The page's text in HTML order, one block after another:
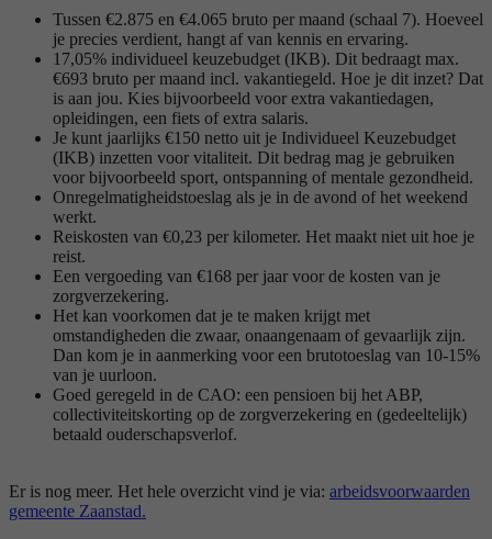
Tussen €2.875 en €4.065 bruto per maand (schaal 7). Hoeveel
je precies verdient, hangt af van kennis en ervaring.
17,05% individueel keuzebudget (IKB). Dit bedraagt max.
€693 bruto per maand incl. vakantiegeld. Hoe je dit inzet? Dat
is aan jou. Kies bijvoorbeeld voor extra vakantiedagen,
opleidingen, een fiets of extra salaris.
Je kunt jaarlijks €150 netto uit je Individueel Keuzebudget
(IKB) inzetten voor vitaliteit. Dit bedrag mag je gebruiken
voor bijvoorbeeld sport, ontspanning of mentale gezondheid.
Onregelmatigheidstoeslag als je in de avond of het weekend
werkt.
Reiskosten van €0,23 per kilometer. Het maakt niet uit hoe je
reist.
Een vergoeding van €168 per jaar voor de kosten van je
zorgverzekering.
Het kan voorkomen dat je te maken krijgt met
omstandigheden die zwaar, onaangenaam of gevaarlijk zijn.
Dan kom je in aanmerking voor een brutotoeslag van 10-15%
van je uurloon.
Goed geregeld in de CAO: een pensioen bij het ABP,
collectiviteitskorting op de zorgverzekering en (gedeeltelijk)
betaald ouderschapsverlof.
Er is nog meer. Het hele overzicht vind je via: arbeidsvoorwaarden
gemeente Zaanstad.